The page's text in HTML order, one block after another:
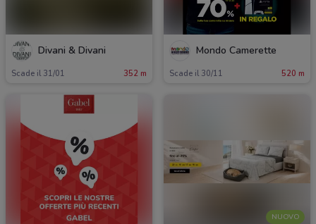
Divani & Divani
Scade il 31/01 352 m
Mondo Camerette
Scade il 30/11 520 m
NUOVO